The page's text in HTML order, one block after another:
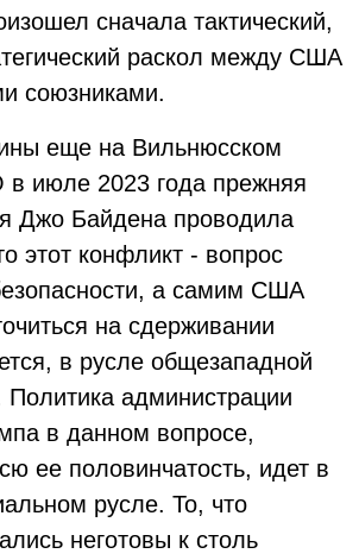
сначала тактический,
раскол между США
союзниками.
еще на Вильнюсском
июле 2023 года прежняя
Джо Байдена проводила
этот конфликт - вопрос
а самим США
на сдерживании
в русле общезападной
Политика администрации
в данном вопросе,
ее половинчатость, идет в
русле. То, что
неготовы к столь